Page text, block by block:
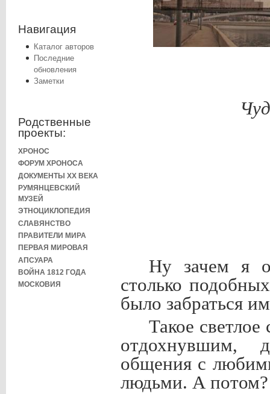
Навигация
Каталог авторов
Последние
обновления
Заметки
Родственные
проекты:
ХРОНОС
ФОРУМ ХРОНОСА
ДОКУМЕНТЫ XX ВЕКА
РУМЯНЦЕВСКИЙ
МУЗЕЙ
ЭТНОЦИКЛОПЕДИЯ
СЛАВЯНСТВО
ПРАВИТЕЛИ МИРА
ПЕРВАЯ МИРОВАЯ
АПСУАРА
ВОЙНА 1812 ГОДА
МОСКОВИЯ
Ну зачем я
столько
было забраться
Такое
отдохнувшим,
общения с
людьми. А потом?